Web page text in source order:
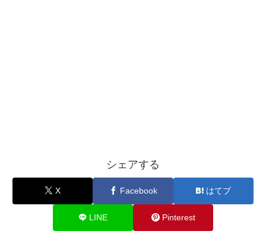
シェアする
X Facebook はてブ
LINE Pinterest